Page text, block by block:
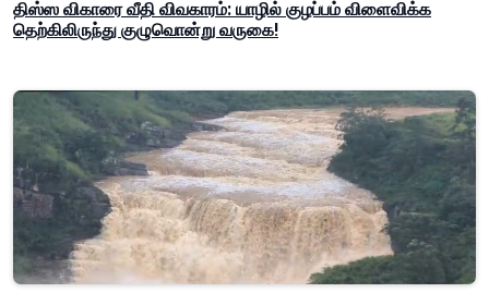
திஸ்ஸ விகாரை வீதி விவகாரம்: யாழில் குழப்பம் விளைவிக்க
தெற்கிலிருந்து குழுவொன்று வருகை!